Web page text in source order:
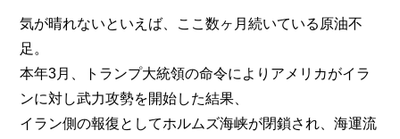
気が晴れないといえば、ここ数ヶ月続いている原油不
足。
本年3月、トランプ大統領の命令によりアメリカがイラ
ンに対し武力攻勢を開始した結果、
イラン側の報復としてホルムズ海峡が閉鎖され、海運流